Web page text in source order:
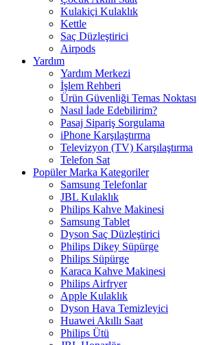
Kulakiçi Kulaklık
Kettle
Saç Düzleştirici
Airpods
Yardım
Yardım Merkezi
İşlem Rehberi
Ürün Güvenliği Temas Noktası
Nasıl İade Edebilirim?
Pasaj Sipariş Sorgulama
iPhone Karşılaştırma
Televizyon (TV) Karşılaştırma
Telefon Sat
Popüler Marka Kategoriler
Samsung Telefonlar
JBL Kulaklık
Philips Kahve Makinesi
Samsung Tablet
Dyson Saç Düzleştirici
Philips Dikey Süpürge
Philips Süpürge
Karaca Kahve Makinesi
Philips Airfryer
Apple Kulaklık
Dyson Hava Temizleyici
Huawei Akıllı Saat
Philips Ütü